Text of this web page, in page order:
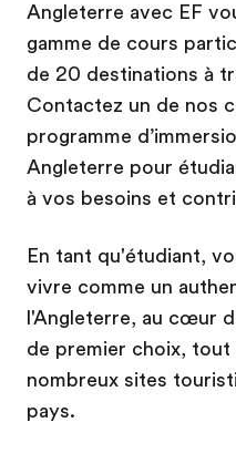
Angleterre avec EF
gamme de cours
de 20 destinations à
Contactez un de nos
programme
Angleterre pour
à vos besoins et
En tant qu'étudiant,
vivre comme un
l'Angleterre, au cœur
de premier choix,
nombreux sites
pays.